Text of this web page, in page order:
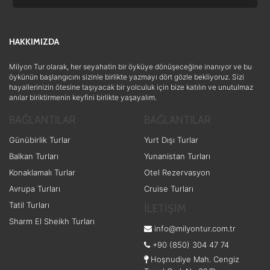
HAKKIMIZDA
Milyon Tur olarak, her seyahatin bir öyküye dönüşeceğine inanıyor ve bu
öykünün başlangıcını sizinle birlikte yazmayı dört gözle bekliyoruz. Sizi
hayallerinizin ötesine taşıyacak bir yolculuk için bize katılın ve unutulmaz
anılar biriktirmenin keyfini birlikte yaşayalım.
Günübirlik Turlar
Balkan Turları
Konaklamalı Turlar
Avrupa Turları
Tatil Turları
Sharm El Sheikh Turları
Yurt Dışı Turlar
Yunanistan Turları
Otel Rezervasyon
Cruise Turları
info@milyontur.com.tr
+90 (850) 304 47 74
Hoşnudiye Mah. Cengiz